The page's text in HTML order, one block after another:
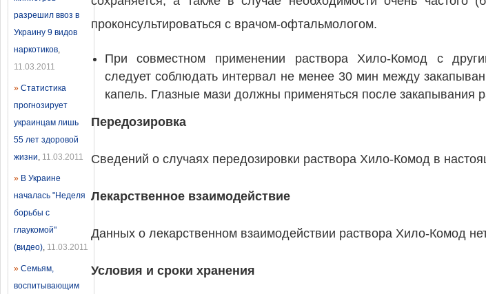
разрешил ввоз в
Украину 9 видов
наркотиков,
11.03.2011
» Статистика
прогнозирует
украинцам лишь
55 лет здоровой
жизни, 11.03.2011
» В Украине
началась "Неделя
борьбы с
глаукомой"
(видео), 11.03.2011
» Семьям,
воспитывающим
проконсультироваться с врачом-офтальмологом.
При совместном применении раствора Хило-Комод с
следует соблюдать интервал не менее 30 мин между
капель. Глазные мази должны применяться после закапывания
Передозировка
Сведений о случаях передозировки раствора Хило-Комод в
Лекарственное взаимодействие
Данных о лекарственном взаимодействии раствора Хило-Комод
Условия и сроки хранения